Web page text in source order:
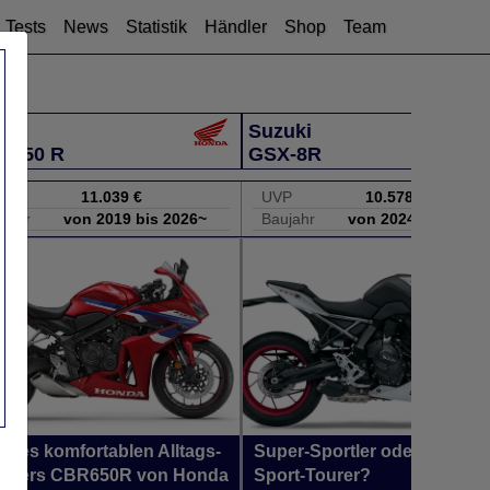
Tests News Statistik Händler Shop Team
650 R
Suzuki
GSX-8R
11.039 €
von 2019 bis 2026~
UVP
10.578 €
Baujahr
von 2024 bis 2026~
des komfortablen Alltags-
CBR650R von Honda
Super-Sportler oder doch
Sport-Tourer?